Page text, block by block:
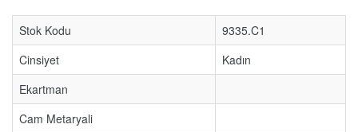
Stok Kodu
9335.C1
Cinsiyet
Kadın
Ekartman
Cam Metaryali